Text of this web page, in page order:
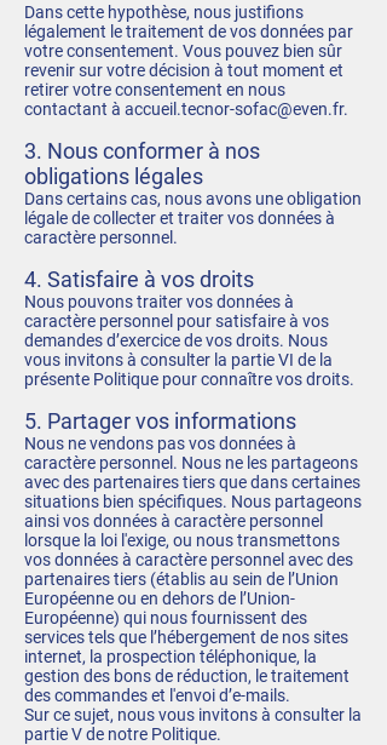
Dans cette hypothèse, nous justifions
légalement le traitement de vos données par
votre consentement. Vous pouvez bien sûr
revenir sur votre décision à tout moment et
retirer votre consentement en nous
contactant à accueil.tecnor-sofac@even.fr.
3. Nous conformer à nos
obligations légales
Dans certains cas, nous avons une obligation
légale de collecter et traiter vos données à
caractère personnel.
4. Satisfaire à vos droits
Nous pouvons traiter vos données à
caractère personnel pour satisfaire à vos
demandes d’exercice de vos droits. Nous
vous invitons à consulter la partie VI de la
présente Politique pour connaître vos droits.
5. Partager vos informations
Nous ne vendons pas vos données à
caractère personnel. Nous ne les partageons
avec des partenaires tiers que dans certaines
situations bien spécifiques. Nous partageons
ainsi vos données à caractère personnel
lorsque la loi l'exige, ou nous transmettons
vos données à caractère personnel avec des
partenaires tiers (établis au sein de l’Union
Européenne ou en dehors de l’Union-
Européenne) qui nous fournissent des
services tels que l’hébergement de nos sites
internet, la prospection téléphonique, la
gestion des bons de réduction, le traitement
des commandes et l'envoi d’e-mails.
Sur ce sujet, nous vous invitons à consulter la
partie V de notre Politique.